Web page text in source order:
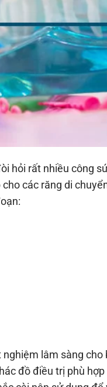
hỏi rất nhiều công
các răng di
lâm sàng cho
đồ điều trị phù